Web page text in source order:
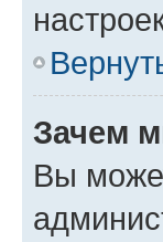
Зачем
Вы